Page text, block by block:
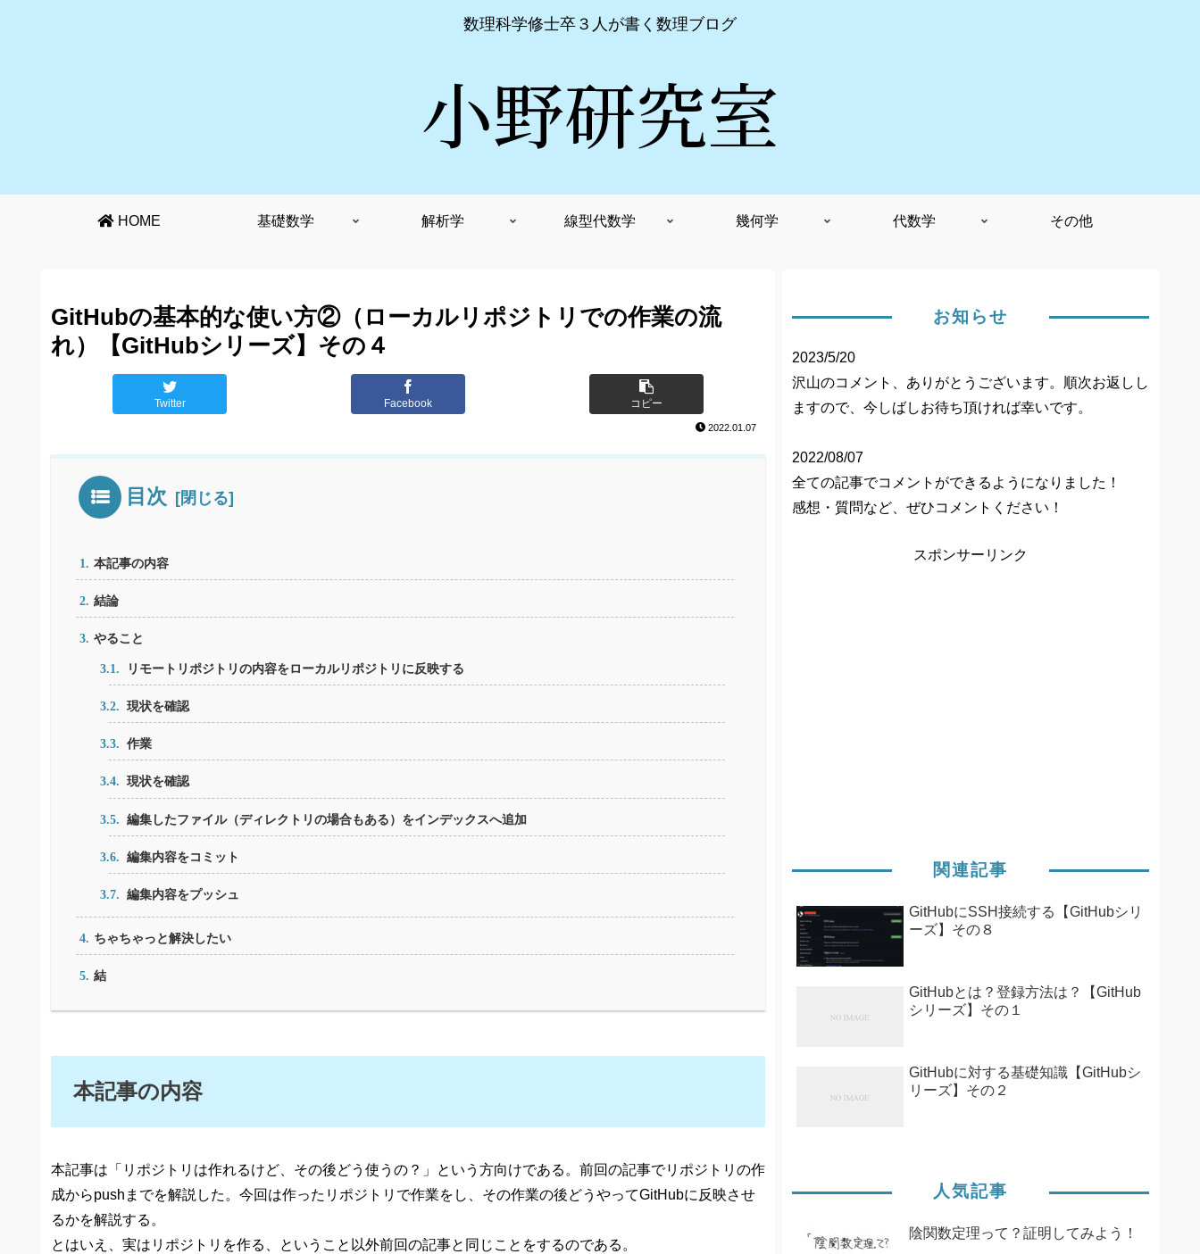
数理科学修士卒３人が書く数理ブログ
小野研究室
HOME 基礎数学 解析学 線型代数学 幾何学 代数学 その他
GitHubの基本的な使い方②（ローカルリポジトリでの作業の流
れ）【GitHubシリーズ】その４
Twitter Facebook コピー
2022.01.07
目次
本記事の内容
結論
やること
リモートリポジトリの内容をローカルリポジトリに反映する
現状を確認
作業
現状を確認
編集したファイル（ディレクトリの場合もある）をインデックスへ追加
編集内容をコミット
編集内容をプッシュ
ちゃちゃっと解決したい
結
本記事の内容
本記事は「リポジトリは作れるけど、その後どう使うの？」という方向けである。前回の記事でリポジトリの作
成からpushまでを解説した。今回は作ったリポジトリで作業をし、その作業の後どうやってGitHubに反映させ
るかを解説する。
とはいえ、実はリポジトリを作る、ということ以外前回の記事と同じことをするのである。
お知らせ
2023/5/20
沢山のコメント、ありがとうございます。順次お返しし
ますので、今しばしお待ち頂ければ幸いです。
2022/08/07
全ての記事でコメントができるようになりました！
感想・質問など、ぜひコメントください！
スポンサーリンク
関連記事
GitHubにSSH接続する【GitHubシリ
ーズ】その８
GitHubとは？登録方法は？【GitHub
シリーズ】その１
GitHubに対する基礎知識【GitHubシ
リーズ】その２
人気記事
陰関数定理って？証明してみよう！